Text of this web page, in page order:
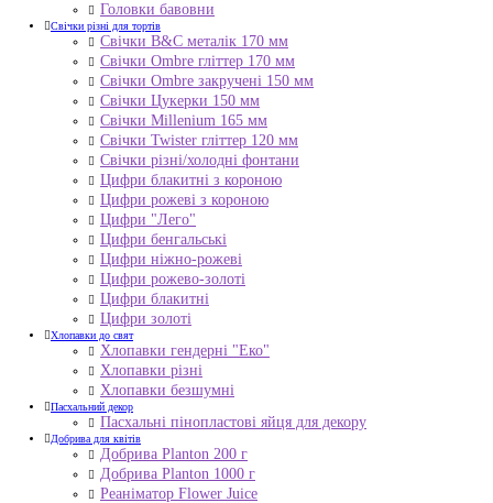
Головки бавовни
Свічки різні для тортів
Свічки B&C металік 170 мм
Свічки Ombre гліттер 170 мм
Свічки Ombre закручені 150 мм
Свічки Цукерки 150 мм
Свічки Millenium 165 мм
Свічки Twister гліттер 120 мм
Свічки різні/холодні фонтани
Цифри блакитні з короною
Цифри рожеві з короною
Цифри "Лего"
Цифри бенгальські
Цифри ніжно-рожеві
Цифри рожево-золоті
Цифри блакитні
Цифри золоті
Хлопавки до свят
Хлопавки гендерні "Еко"
Хлопавки різні
Хлопавки безшумні
Пасхальний декор
Пасхальні пінопластові яйця для декору
Добрива для квітів
Добрива Planton 200 г
Добрива Planton 1000 г
Реаніматор Flower Juice